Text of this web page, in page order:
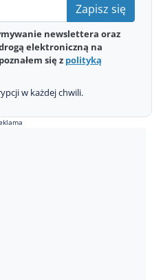
Zapisz się
newslettera oraz
elektroniczną na
się z polityką
w każdej chwili.